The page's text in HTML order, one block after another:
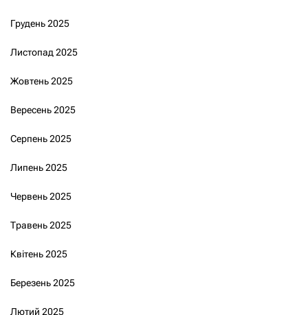
Грудень 2025
Листопад 2025
Жовтень 2025
Вересень 2025
Серпень 2025
Липень 2025
Червень 2025
Травень 2025
Квітень 2025
Березень 2025
Лютий 2025